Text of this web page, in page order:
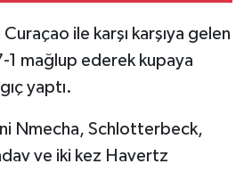
ile karşı karşıya gelen
1 mağlup ederek kupaya
yaptı.
Nmecha, Schlotterbeck,
ve iki kez Havertz